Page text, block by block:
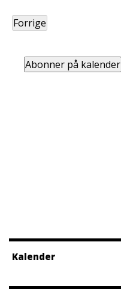
Forrige
Abonner på kalender
Kalender